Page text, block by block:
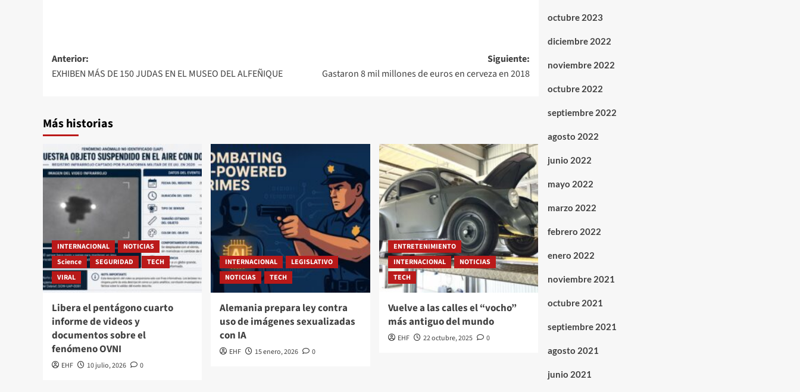
Anterior:
EXHIBEN MÁS DE 150 JUDAS EN EL MUSEO DEL ALFEÑIQUE
Siguiente:
Gastaron 8 mil millones de euros en cerveza en 2018
Más historias
INTERNACIONAL
NOTICIAS
Science
SEGURIDAD
TECH
VIRAL
Libera el pentágono cuarto
informe de videos y
documentos sobre el
fenómeno OVNI
EHF 10 julio, 2026 0
INTERNACIONAL
LEGISLATIVO
NOTICIAS
TECH
Alemania prepara ley contra
uso de imágenes sexualizadas
con IA
EHF 15 enero, 2026 0
ENTRETENIMIENTO
INTERNACIONAL
NOTICIAS
TECH
Vuelve a las calles el “vocho”
más antiguo del mundo
EHF 22 octubre, 2025 0
octubre 2023
diciembre 2022
noviembre 2022
octubre 2022
septiembre 2022
agosto 2022
junio 2022
mayo 2022
marzo 2022
febrero 2022
enero 2022
noviembre 2021
octubre 2021
septiembre 2021
agosto 2021
junio 2021